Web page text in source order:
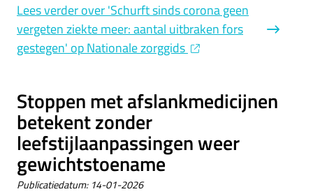
Lees verderover 'Schurft sinds corona geen
vergeten ziekte meer: aantal uitbraken fors
gestegen' op Nationale zorggids
Stoppen met afslankmedicijnen
betekent zonder
leefstijlaanpassingen weer
gewichtstoename
Publicatiedatum: 14-01-2026